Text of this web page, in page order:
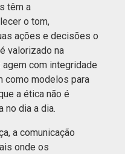
têm a
o tom,
ações e decisões o
valorizado na
com integridade
como modelos para
a ética não é
no dia a dia.
a comunicação
onde os